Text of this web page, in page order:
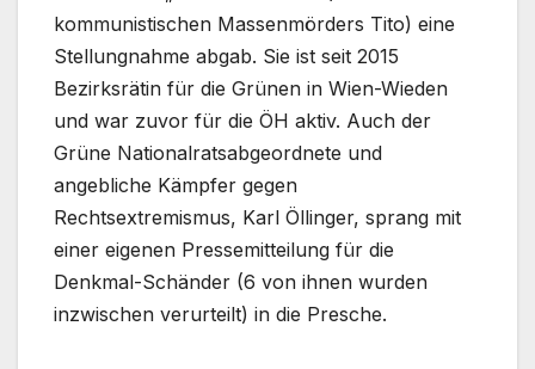
kommunistischen Massenmörders Tito) eine
Stellungnahme abgab. Sie ist seit 2015
Bezirksrätin für die Grünen in Wien-Wieden
und war zuvor für die ÖH aktiv. Auch der
Grüne Nationalratsabgeordnete und
angebliche Kämpfer gegen
Rechtsextremismus, Karl Öllinger, sprang mit
einer eigenen Pressemitteilung für die
Denkmal-Schänder (6 von ihnen wurden
inzwischen verurteilt) in die Presche.